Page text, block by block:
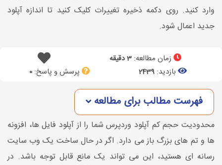
وارد کنید. روی دکمه ذخیره تغییرات کلیک کنید تا اندازه آپلود
جدید اعمال شود.
زمان مطالعه: 3 دقیقه
بازدید: 2439 پرسش و پاسخ:0
فهرست مطالب برای مطالعه
محدودیت حجم کم آپلود وردپرس شما را از آپلود فایل ها، افزونه
ها و تم های بزرگ باز می دارد. اگر در حال ساخت یک وب سایت
رسانه ای هستید، این می تواند یک مانع قابل توجه باشد. در